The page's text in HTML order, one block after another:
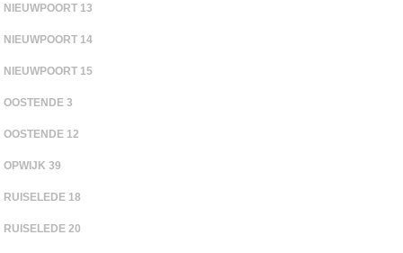
NIEUWPOORT 13
NIEUWPOORT 14
NIEUWPOORT 15
OOSTENDE 3
OOSTENDE 12
OPWIJK 39
RUISELEDE 18
RUISELEDE 20